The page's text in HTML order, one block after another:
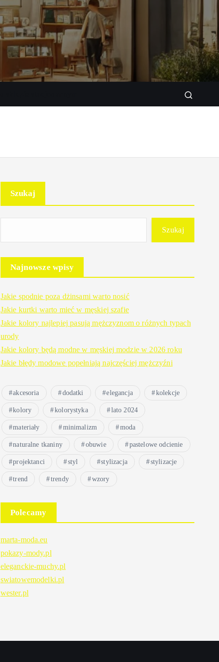
Szukaj
Szukaj
Najnowsze wpisy
Jakie spodnie poza dżinsami warto nosić
Jakie kurtki warto mieć w męskiej szafie
Jakie kolory najlepiej pasują mężczyznom o różnych typach
urody
Jakie kolory będą modne w męskiej modzie w 2026 roku
Jakie błędy modowe popełniają najczęściej mężczyźni
akcesoria dodatki elegancja kolekcje
kolory kolorystyka lato 2024
materiały minimalizm moda
naturalne tkaniny obuwie pastelowe odcienie
projektanci styl stylizacja stylizacje
trend trendy wzory
Polecamy
marta-moda.eu
pokazy-mody.pl
eleganckie-muchy.pl
swiatowemodelki.pl
wester.pl